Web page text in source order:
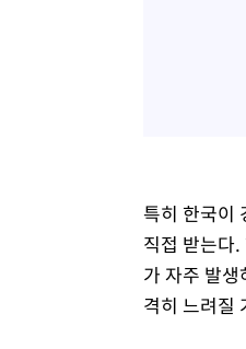
특히 한국이
직접 받는다
가 자주 발
격히 느려질